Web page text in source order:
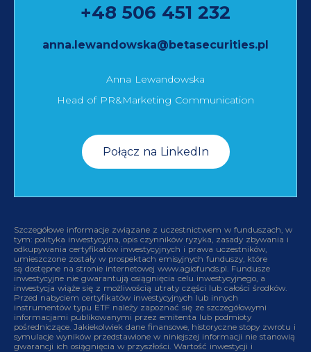
+48 506 451 232
anna.lewandowska@betasecurities.pl
Anna Lewandowska
Head of PR&Marketing Communication
Połącz na LinkedIn
Szczegółowe informacje związane z uczestnictwem w funduszach, w
tym: polityka inwestycyjna, opis czynników ryzyka, zasady zbywania i
odkupywania certyfikatów inwestycyjnych i prawa uczestników,
umieszczone zostały w prospektach emisyjnych funduszy, które
są dostępne na stronie internetowej www.agiofunds.pl. Fundusze
inwestycyjne nie gwarantują osiągnięcia celu inwestycyjnego, a
inwestycja wiąże się z możliwością utraty części lub całości środków.
Przed nabyciem certyfikatów inwestycyjnych lub innych
instrumentów typu ETF należy zapoznać się ze szczegółowymi
informacjami publikowanymi przez emitenta lub podmioty
pośredniczące. Jakiekolwiek dane finansowe, historyczne stopy zwrotu i
symulacje wyników przedstawione w niniejszej informacji nie stanowią
gwarancji ich osiągnięcia w przyszłości. Wartość inwestycji i